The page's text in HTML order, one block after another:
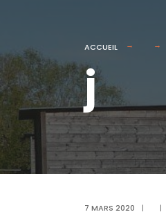
ACCUEIL
j
7 MARS 2020 | |